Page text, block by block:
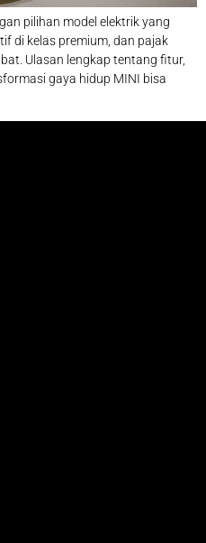
pilihan model elektrik yang
di kelas premium, dan pajak
Ulasan lengkap tentang fitur,
gaya hidup MINI bisa